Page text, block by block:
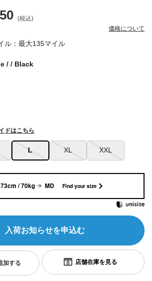
ル：最大135マイル
(税込)
価格について
/ / Black
L XL XXL
ドはこちら
加する
入荷お知らせを申込む
/ 70kg MD Find your size